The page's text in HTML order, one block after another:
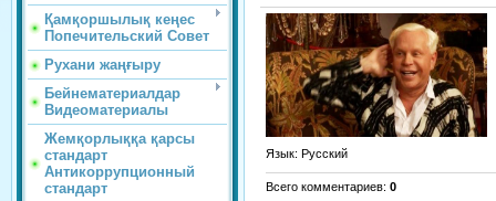
Қамқоршылық кеңес
Попечительский Совет
Рухани жаңғыру
Бейнематериалдар
Видеоматериалы
Жемқорлыққа қарсы
стандарт
Антикоррупционный
стандарт
Язык: Русский
Всего комментариев: 0